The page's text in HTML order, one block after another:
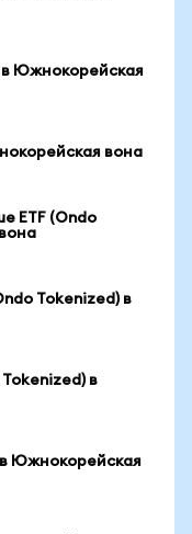
в Южнокорейская
вона
ETF (Ondo
Tokenized) в
в
Южнокорейская